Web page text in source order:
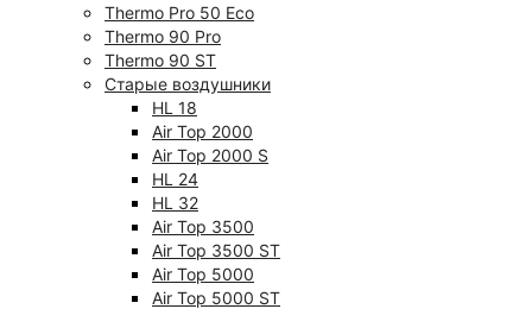
Thermo Pro 50 Eco
Thermo 90 Pro
Thermo 90 ST
Старые воздушники
HL 18
Air Top 2000
Air Top 2000 S
HL 24
HL 32
Air Top 3500
Air Top 3500 ST
Air Top 5000
Air Top 5000 ST